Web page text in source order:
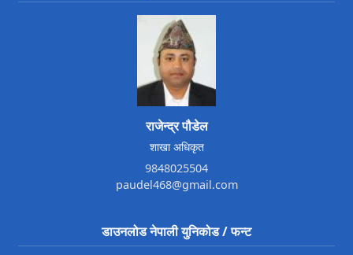
राजेन्द्र पौडेल
शाखा अधिकृत
9848025504
paudel468@gmail.com
डाउनलोड नेपाली युनिकोड / फन्ट